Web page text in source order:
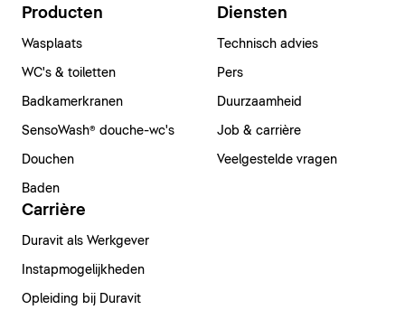
Producten
Wasplaats
WC's & toiletten
Badkamerkranen
SensoWash® douche-wc's
Douchen
Baden
Diensten
Technisch advies
Pers
Duurzaamheid
Job & carrière
Veelgestelde vragen
Carrière
Duravit als Werkgever
Instapmogelijkheden
Opleiding bij Duravit